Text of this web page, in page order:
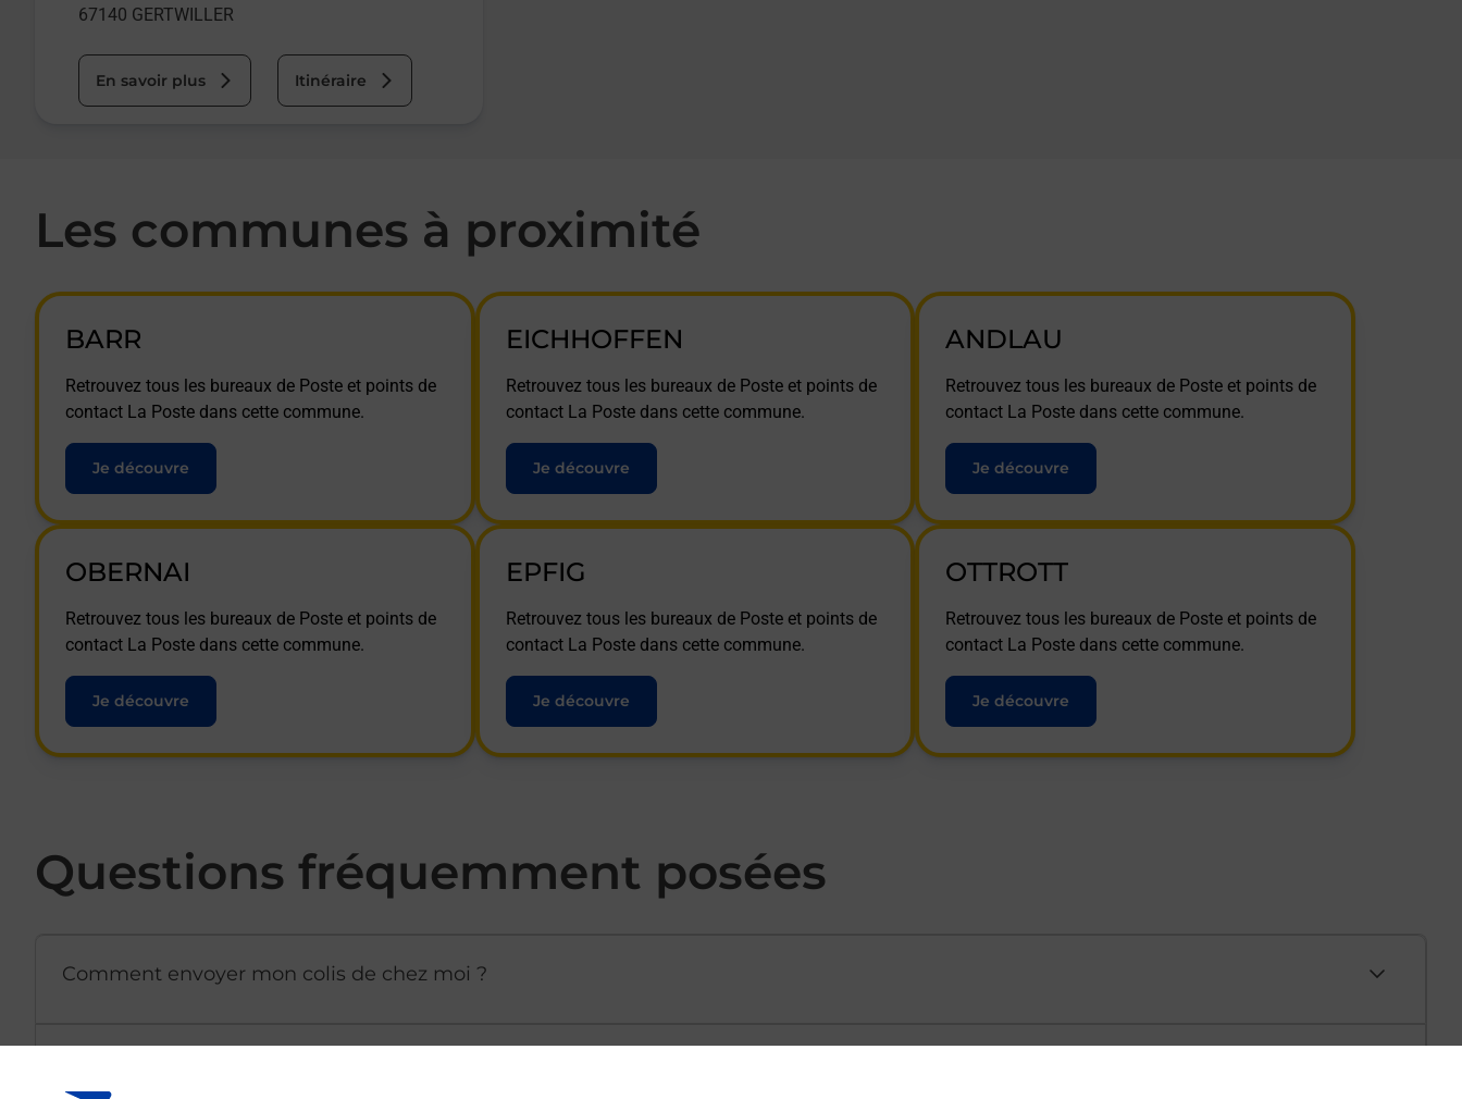
67140 GERTWILLER
En savoir plus Itinéraire
Les communes à proximité
BARR
Retrouvez tous les bureaux de Poste et points de
contact La Poste dans cette commune.
Je découvre
EICHHOFFEN
Retrouvez tous les bureaux de Poste et points de
contact La Poste dans cette commune.
Je découvre
ANDLAU
Retrouvez tous les bureaux de Poste et points de
contact La Poste dans cette commune.
Je découvre
OBERNAI
Retrouvez tous les bureaux de Poste et points de
contact La Poste dans cette commune.
Je découvre
EPFIG
Retrouvez tous les bureaux de Poste et points de
contact La Poste dans cette commune.
Je découvre
OTTROTT
Retrouvez tous les bureaux de Poste et points de
contact La Poste dans cette commune.
Je découvre
Questions fréquemment posées
Comment envoyer mon colis de chez moi ?